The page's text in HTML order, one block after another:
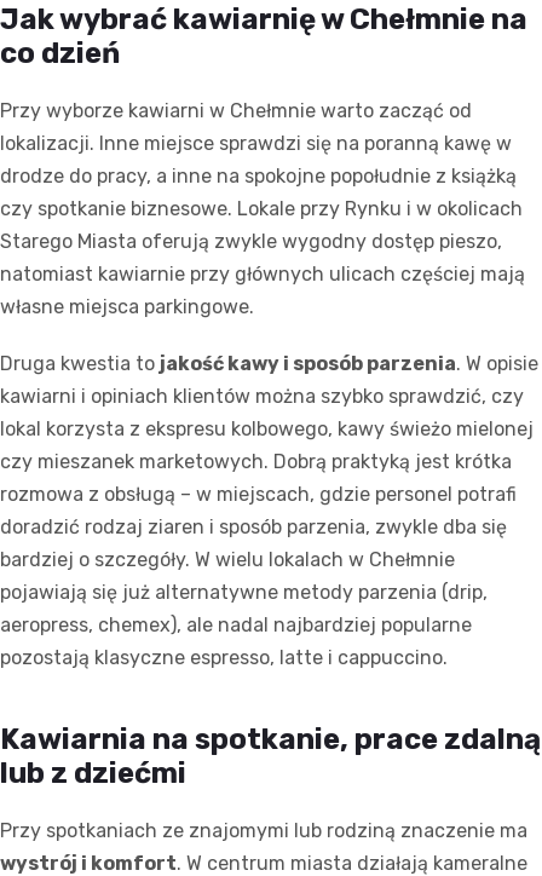
Jak wybrać kawiarnię w Chełmnie na
co dzień
Przy wyborze kawiarni w Chełmnie warto zacząć od
lokalizacji. Inne miejsce sprawdzi się na poranną kawę w
drodze do pracy, a inne na spokojne popołudnie z książką
czy spotkanie biznesowe. Lokale przy Rynku i w okolicach
Starego Miasta oferują zwykle wygodny dostęp pieszo,
natomiast kawiarnie przy głównych ulicach częściej mają
własne miejsca parkingowe.
Druga kwestia to jakość kawy i sposób parzenia. W opisie
kawiarni i opiniach klientów można szybko sprawdzić, czy
lokal korzysta z ekspresu kolbowego, kawy świeżo mielonej
czy mieszanek marketowych. Dobrą praktyką jest krótka
rozmowa z obsługą – w miejscach, gdzie personel potrafi
doradzić rodzaj ziaren i sposób parzenia, zwykle dba się
bardziej o szczegóły. W wielu lokalach w Chełmnie
pojawiają się już alternatywne metody parzenia (drip,
aeropress, chemex), ale nadal najbardziej popularne
pozostają klasyczne espresso, latte i cappuccino.
Kawiarnia na spotkanie, prace zdalną
lub z dziećmi
Przy spotkaniach ze znajomymi lub rodziną znaczenie ma
wystrój i komfort. W centrum miasta działają kameralne